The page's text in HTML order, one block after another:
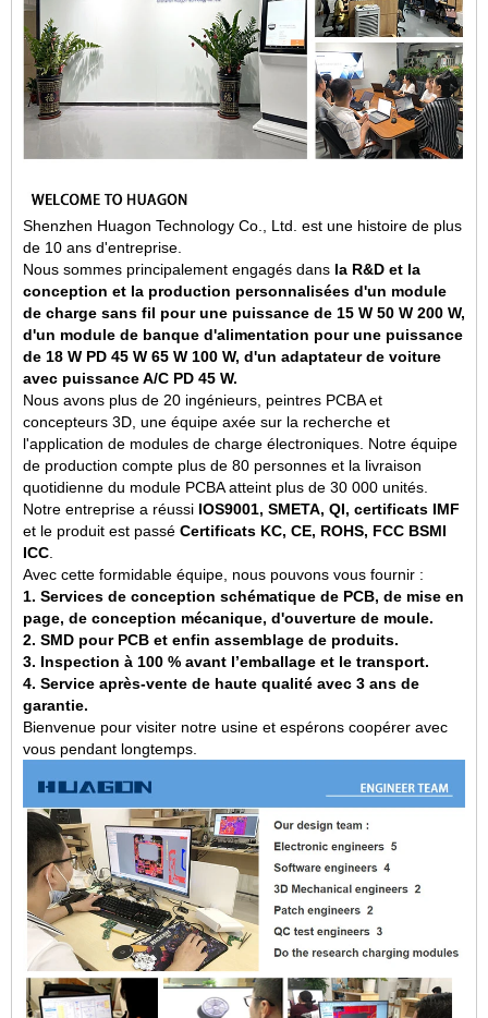
Shenzhen Huagon Technology Co., Ltd. est une histoire de plus
de 10 ans d'entreprise.
Nous sommes principalement engagés dans la R&D et la
conception et la production personnalisées d'un module
de charge sans fil pour une puissance de 15 W 50 W 200 W,
d'un module de banque d'alimentation pour une puissance
de 18 W PD 45 W 65 W 100 W, d'un adaptateur de voiture
avec puissance A/C PD 45 W.
Nous avons plus de 20 ingénieurs, peintres PCBA et
concepteurs 3D, une équipe axée sur la recherche et
l'application de modules de charge électroniques. Notre équipe
de production compte plus de 80 personnes et la livraison
quotidienne du module PCBA atteint plus de 30 000 unités.
Notre entreprise a réussi IOS9001, SMETA, QI, certificats IMF
et le produit est passé Certificats KC, CE, ROHS, FCC BSMI
ICC.
Avec cette formidable équipe, nous pouvons vous fournir :
1. Services de conception schématique de PCB, de mise en
page, de conception mécanique, d'ouverture de moule.
2. SMD pour PCB et enfin assemblage de produits.
3. Inspection à 100 % avant l’emballage et le transport.
4. Service après-vente de haute qualité avec 3 ans de
garantie.
Bienvenue pour visiter notre usine et espérons coopérer avec
vous pendant longtemps.